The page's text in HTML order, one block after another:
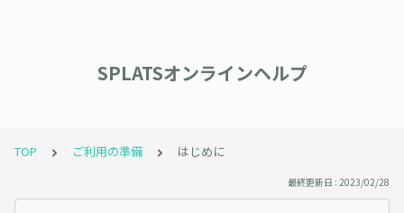
SPLATSオンラインヘルプ
TOP ご利用の準備 はじめに
最終更新日 : 2023/02/28